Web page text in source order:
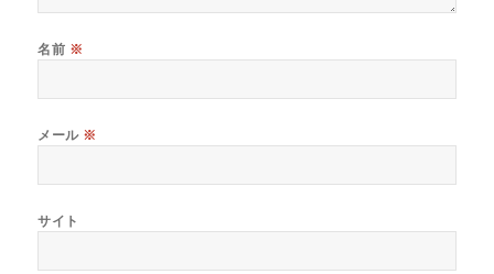
名前 ※
メール ※
サイト